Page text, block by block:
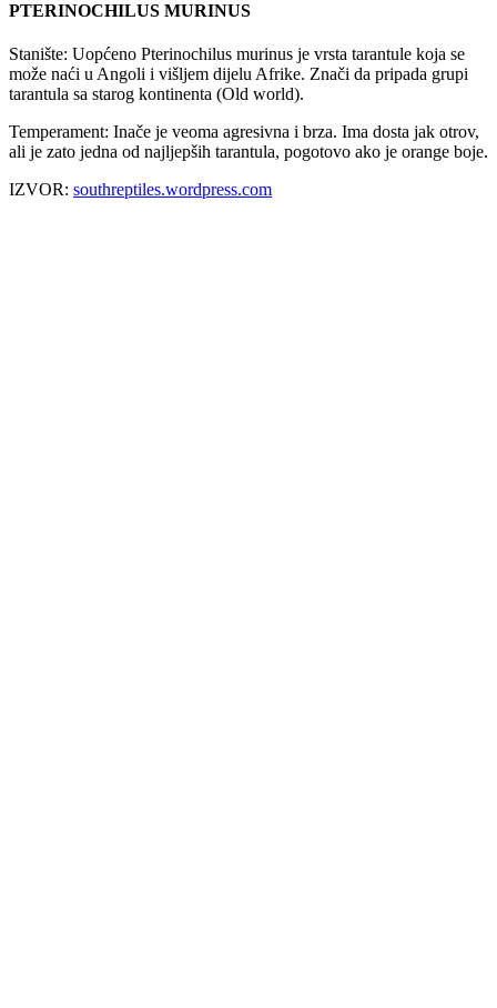
PTERINOCHILUS MURINUS
Stanište: Uopćeno Pterinochilus murinus je vrsta tarantule koja se
može naći u Angoli i višljem dijelu Afrike. Znači da pripada grupi
tarantula sa starog kontinenta (Old world).
Temperament: Inače je veoma agresivna i brza. Ima dosta jak otrov,
ali je zato jedna od najljepših tarantula, pogotovo ako je orange boje.
IZVOR: southreptiles.wordpress.com